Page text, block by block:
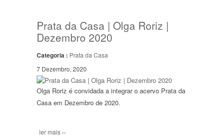
Prata da Casa | Olga Roriz |
Dezembro 2020
Categoria : Prata da Casa
7 Dezembro, 2020
Olga Roriz é convidada a integrar o acervo Prata da
Casa em Dezembro de 2020.
ler mais ››